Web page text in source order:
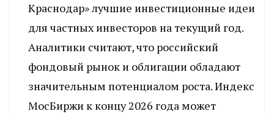
Краснодар» лучшие инвестиционные идеи
для частных инвесторов на текущий год.
Аналитики считают, что российский
фондовый рынок и облигации обладают
значительным потенциалом роста. Индекс
МосБиржи к концу 2026 года может